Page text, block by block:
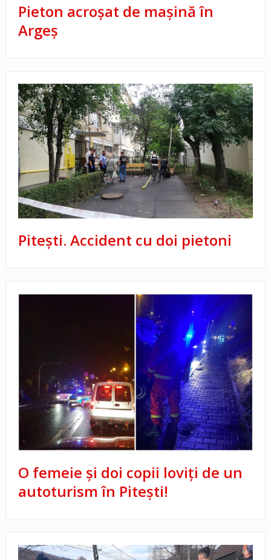
Pieton acroșat de mașină în
Argeș
Pitești. Accident cu doi pietoni
O femeie și doi copii loviți de un
autoturism în Pitești!